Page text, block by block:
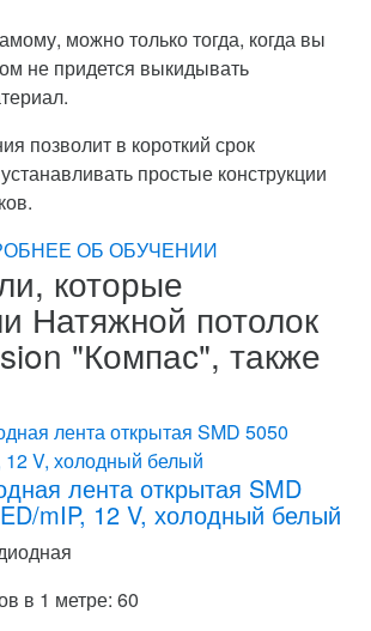
можно только тогда, когда вы
не придется выкидывать
позволит в короткий срок
простые конструкции
ОБ ОБУЧЕНИИ
которые
Натяжной потолок
"Компас", также
лента открытая SMD
mIP, 12 V, холодный белый
в 1 метре: 60